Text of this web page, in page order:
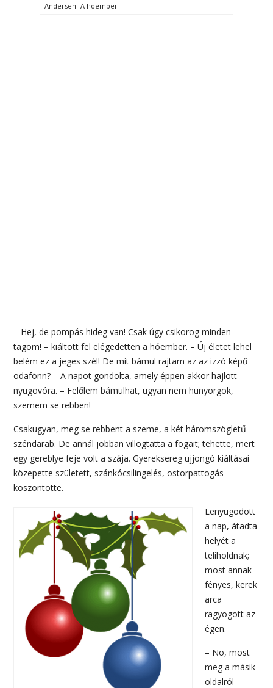
Andersen- A hóember
– Hej, de pompás hideg van! Csak úgy csikorog minden
tagom! – kiáltott fel elégedetten a hóember. – Új életet lehel
belém ez a jeges szél! De mit bámul rajtam az az izzó képű
odafönn? – A napot gondolta, amely éppen akkor hajlott
nyugovóra. – Felőlem bámulhat, ugyan nem hunyorgok,
szemem se rebben!
Csakugyan, meg se rebbent a szeme, a két háromszögletű
széndarab. De annál jobban villogtatta a fogait; tehette, mert
egy gereblye feje volt a szája. Gyereksereg ujjongó kiáltásai
közepette született, szánkócsilingelés, ostorpattogás
köszöntötte.
Lenyugodott
a nap, átadta
helyét a
teliholdnak;
most annak
fényes, kerek
arca
ragyogott az
égen.
– No, most
meg a másik
oldalról